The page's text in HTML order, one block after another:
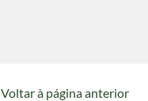
Voltar à página anterior